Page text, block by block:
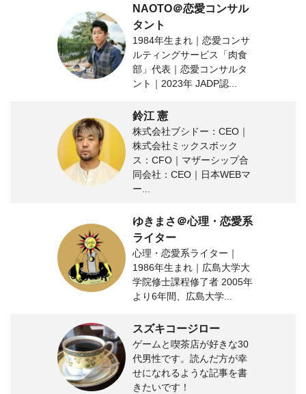
NAOTO＠恋愛コンサル
タント
1984年生まれ｜恋愛コンサ
ルティングサービス「肉食
部」代表｜恋愛コンサルタ
ント｜2023年 JADP認...
鈴江 憲
株式会社ブシドー：CEO｜
株式会社ミックスボック
ス：CFO｜マザーシップ合
同会社：CEO｜日本WEBマ
ー...
ゆきまさ＠心理・恋愛系
ライター
心理・恋愛系ライター｜
1986年生まれ｜広島大学大
学院修士課程修了者 2005年
より6年間、広島大学...
スズキコージロー
ゲームと喫茶店が好きな30
代男性です。読んだ方が幸
せになれるような記事を書
きたいです！